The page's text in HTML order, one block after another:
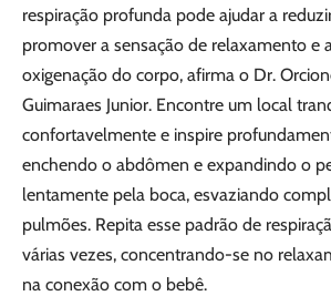
respiração profunda pode ajudar a
promover a sensação de relaxamento e
oxigenação do corpo, afirma o Dr.
Guimaraes Junior. Encontre um local
confortavelmente e inspire
enchendo o abdômen e expandindo o
lentamente pela boca, esvaziando
pulmões. Repita esse padrão de
várias vezes, concentrando-se no
na conexão com o bebê.